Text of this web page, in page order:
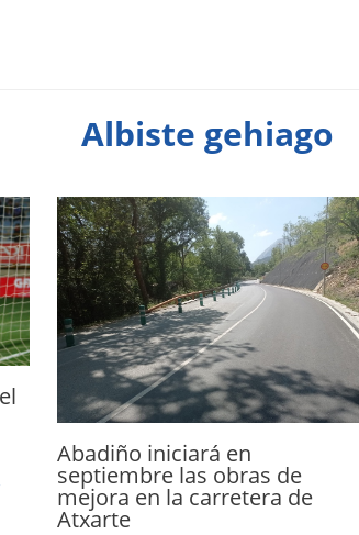
Albiste gehiago
Abadiño iniciará en
septiembre las obras de
mejora en la carretera de
Atxarte